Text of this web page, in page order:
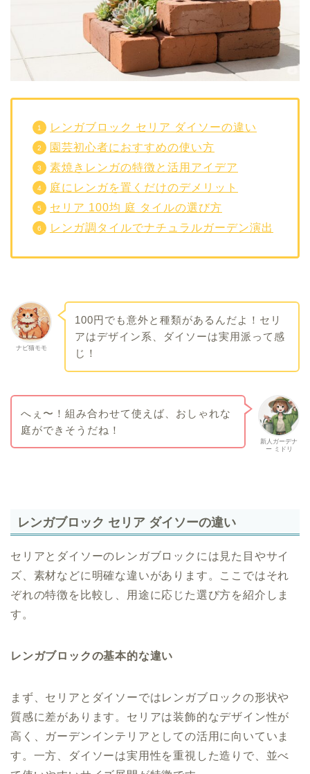
レンガブロック セリア ダイソーの違い
園芸初心者におすすめの使い方
素焼きレンガの特徴と活用アイデア
庭にレンガを置くだけのデメリット
セリア 100均 庭 タイルの選び方
レンガ調タイルでナチュラルガーデン演出
ナビ猫モモ
100円でも意外と種類があるんだよ！セリ
アはデザイン系、ダイソーは実用派って感
じ！
新人ガーデナ
ー ミドリ
へぇ〜！組み合わせて使えば、おしゃれな
庭ができそうだね！
レンガブロック セリア ダイソーの違い
セリアとダイソーのレンガブロックには見た目やサイ
ズ、素材などに明確な違いがあります。ここではそれ
ぞれの特徴を比較し、用途に応じた選び方を紹介しま
す。
レンガブロックの基本的な違い
まず、セリアとダイソーではレンガブロックの形状や
質感に差があります。セリアは装飾的なデザイン性が
高く、ガーデンインテリアとしての活用に向いていま
す。一方、ダイソーは実用性を重視した造りで、並べ